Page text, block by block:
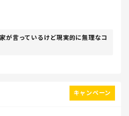
が言っているけど現実的に無理なコ
キャンペーン